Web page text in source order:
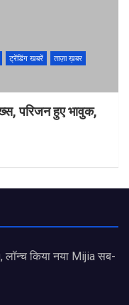
ट्रेंडिंग खबरें
ताज़ा ख़बर
परिजन हुए भावुक,
लॉन्च किया नया Mijia सब-